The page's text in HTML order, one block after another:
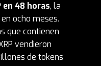
en 48 horas, la
ocho meses.
que contienen
vendieron
de tokens